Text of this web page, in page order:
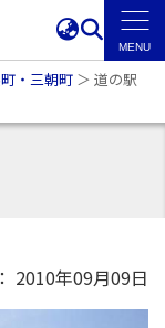
・三朝町 ＞ 道の駅
2010年09月09日